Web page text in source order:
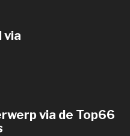
via
via de Top66